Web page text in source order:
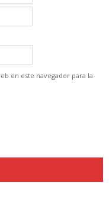
en este navegador para la